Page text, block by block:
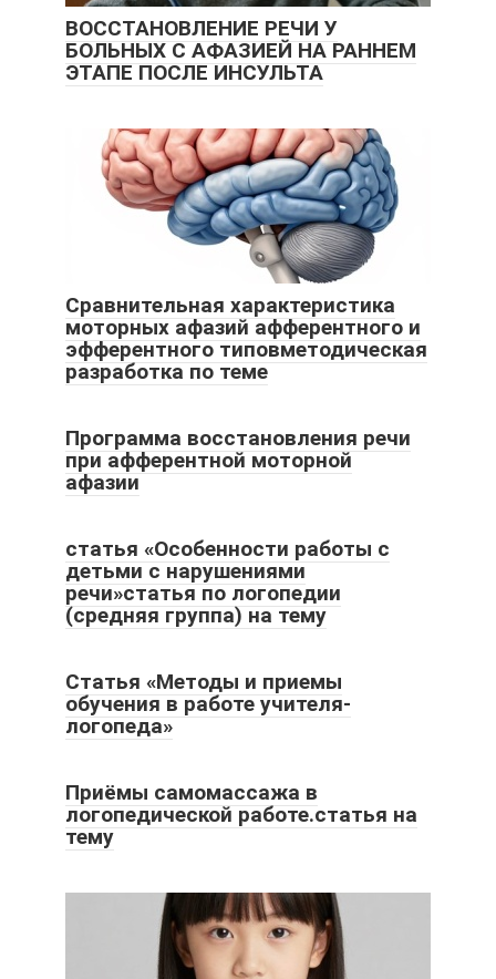
ВОССТАНОВЛЕНИЕ РЕЧИ У
БОЛЬНЫХ С АФАЗИЕЙ НА РАННЕМ
ЭТАПЕ ПОСЛЕ ИНСУЛЬТА
Сравнительная характеристика
моторных афазий афферентного и
эфферентного типовметодическая
разработка по теме
Программа восстановления речи
при афферентной моторной
афазии
статья «Особенности работы с
детьми с нарушениями
речи»статья по логопедии
(средняя группа) на тему
Статья «Методы и приемы
обучения в работе учителя-
логопеда»
Приёмы самомассажа в
логопедической работе.статья на
тему